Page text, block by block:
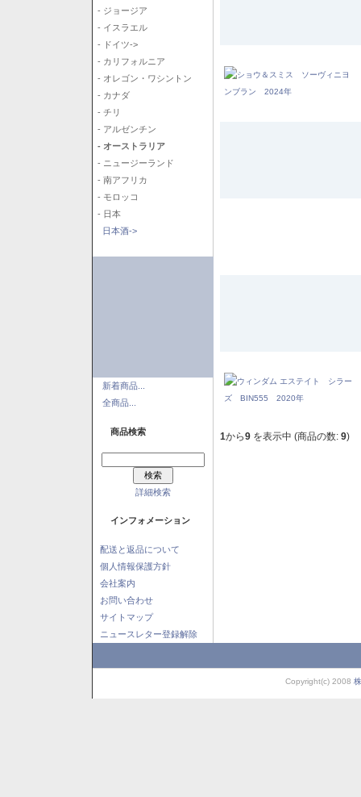
- ジョージア
- イスラエル
- ドイツ->
- カリフォルニア
- オレゴン・ワシントン
- カナダ
- チリ
- アルゼンチン
- オーストラリア
- ニュージーランド
- 南アフリカ
- モロッコ
- 日本
日本酒->
新着商品...
全商品...
商品検索
詳細検索
インフォメーション
配送と返品について
個人情報保護方針
会社案内
お問い合わせ
サイトマップ
ニュースレター登録解除
1から9 を表示中 (商品の数: 9)
Copyright(c) 2008